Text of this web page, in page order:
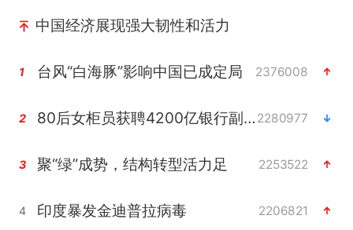
中国经济展现强大韧性和活力
1 台风“白海豚”影响中国已成定局 2376008
2 80后女柜员获聘4200亿银行副行长2280977
3 聚“绿”成势，结构转型活力足 2253522
4 印度暴发金迪普拉病毒 2206821